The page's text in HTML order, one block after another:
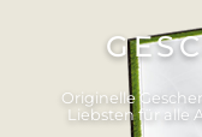
Originelle
Liebsten für alle